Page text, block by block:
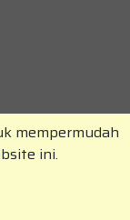
All Rights
mempermudah
ini.